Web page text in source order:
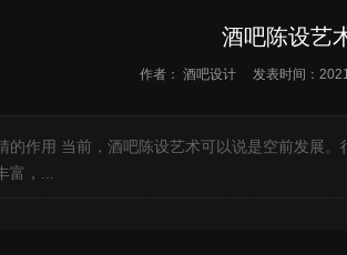
酒吧陈设艺
作者： 酒吧设计 发表时间：
的作用 当前，酒吧陈设艺术可以说是空前发展
，...